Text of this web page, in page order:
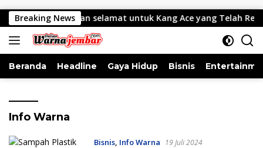
Langsung
ke
konten
Breaking News
Ucapan selamat untuk Kang Ace yang Telah Resmi
Beranda Headline Gaya Hidup Bisnis
Info Warna
Bisnis, Info Warna 19 Juli 2024